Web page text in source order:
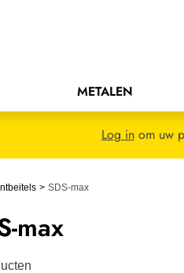
METALEN
Log inom uw
SDS-max
max